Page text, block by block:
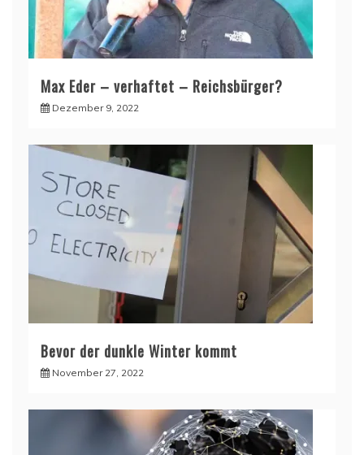
Max Eder – verhaftet – Reichsbürger?
Dezember 9, 2022
Bevor der dunkle Winter kommt
November 27, 2022